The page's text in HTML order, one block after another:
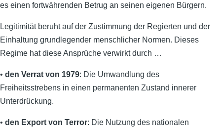
es einen fortwährenden Betrug an seinen eigenen Bürgern.
Legitimität beruht auf der Zustimmung der Regierten und der
Einhaltung grundlegender menschlicher Normen. Dieses
Regime hat diese Ansprüche verwirkt durch …
• den Verrat von 1979: Die Umwandlung des
Freiheitsstrebens in einen permanenten Zustand innerer
Unterdrückung.
• den Export von Terror: Die Nutzung des nationalen